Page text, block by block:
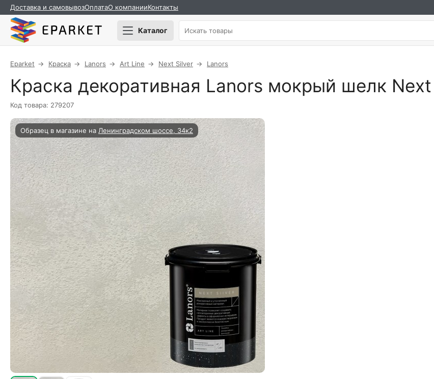
Доставка и самовывозОплатаО компанииКонтакты
Каталог
Eparket Краска Lanors Art Line Next Silver Lanors
Краска декоративная Lanors мокрый шелк Next
Код товара: 279207
Образец в магазине на Ленинградском шоссе, 34к2